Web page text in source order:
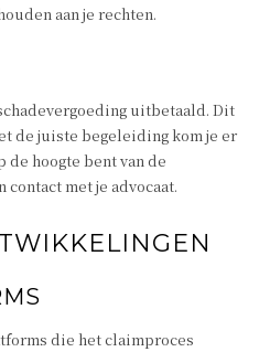
aan je rechten.
uitbetaald. Dit
de juiste begeleiding kom je er
de hoogte bent van de
contact met je advocaat.
die het claimproces